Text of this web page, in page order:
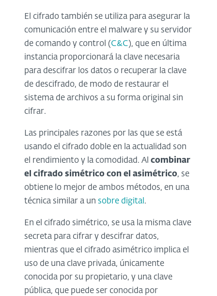
El cifrado también se utiliza para asegurar la
comunicación entre el malware y su servidor
de comando y control (C&C), que en última
instancia proporcionará la clave necesaria
para descifrar los datos o recuperar la clave
de descifrado, de modo de restaurar el
sistema de archivos a su forma original sin
cifrar.
Las principales razones por las que se está
usando el cifrado doble en la actualidad son
el rendimiento y la comodidad. Al combinar
el cifrado simétrico con el asimétrico, se
obtiene lo mejor de ambos métodos, en una
técnica similar a un sobre digital .
En el cifrado simétrico, se usa la misma clave
secreta para cifrar y descifrar datos,
mientras que el cifrado asimétrico implica el
uso de una clave privada, únicamente
conocida por su propietario, y una clave
pública, que puede ser conocida por